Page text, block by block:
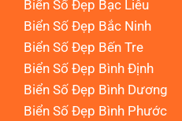
Biển Số Đẹp Bạc Liêu
Biển Số Đẹp Bắc Ninh
Biển Số Đẹp Bến Tre
Biển Số Đẹp Bình Định
Biển Số Đẹp Bình Dương
Biển Số Đẹp Bình Phước